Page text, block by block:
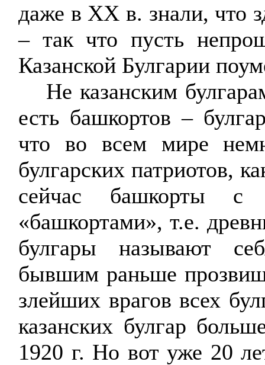
даже в ХХ в. знали, что
– так что пусть
Казанской Булгарии
Не казанским
есть башкортов –
что во всем мире
булгарских патриотов,
сейчас башкорты с
«башкортами», т.е.
булгары называют
бывшим раньше
злейших врагов всех
казанских булгар
1920 г. Но вот уже 20